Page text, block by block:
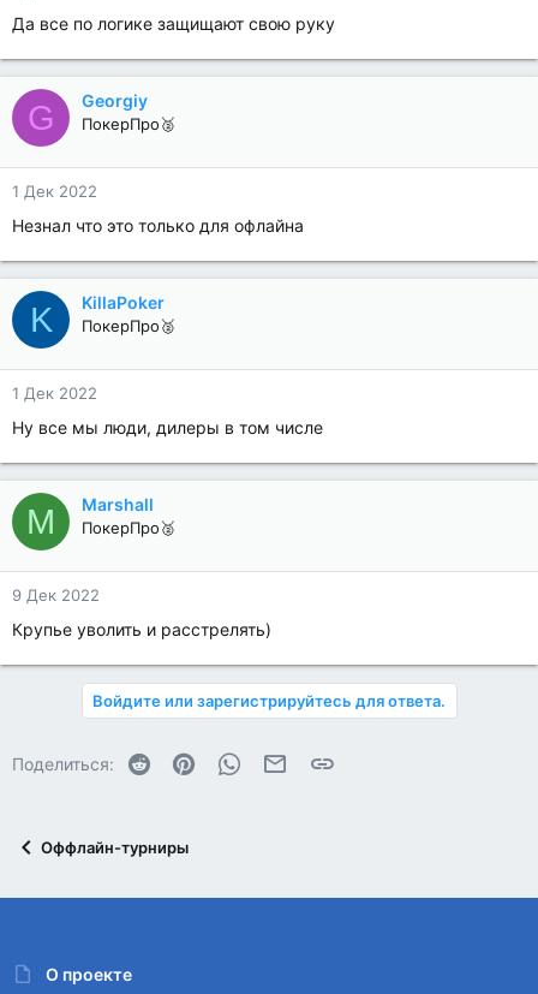
Да все по логике защищают свою руку
G Georgiy
ПокерПро🥈
1 Дек 2022
Незнал что это только для офлайна
K KillaPoker
ПокерПро🥈
1 Дек 2022
Ну все мы люди, дилеры в том числе
M Marshall
ПокерПро🥈
9 Дек 2022
Крупье уволить и расстрелять)
Войдите или зарегистрируйтесь для ответа.
Поделиться: Reddit PinterestWhatsAppЭлектронная почта
Ссылка
Оффлайн-турниры
О проекте